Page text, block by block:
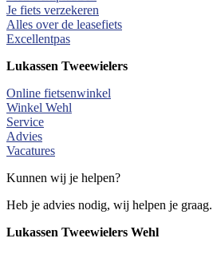
Je fiets verzekeren
Alles over de leasefiets
Excellentpas
Lukassen Tweewielers
Online fietsenwinkel
Winkel Wehl
Service
Advies
Vacatures
Kunnen wij je helpen?
Heb je advies nodig, wij helpen je graag.
Lukassen Tweewielers Wehl